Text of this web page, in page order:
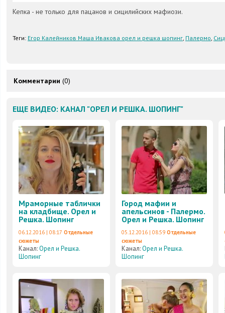
Кепка - не только для пацанов и сицилийских мафиози.
Теги: Егор Калейников Маша Ивакова орел и решка шопинг, Палермо,
Комментарии (0)
ЕЩЕ ВИДЕО: КАНАЛ "ОРЕЛ И РЕШКА. ШОПИНГ"
Мраморные таблички
на кладбище. Орел и
Решка. Шопинг
06.12.2016 | 08:17 Отдельные
сюжеты
Канал:Орел и Решка.
Шопинг
Город мафии и
апельсинов - Палермо.
Орел и Решка. Шопинг
05.12.2016 | 08:59 Отдельные
сюжеты
Канал:Орел и Решка.
Шопинг